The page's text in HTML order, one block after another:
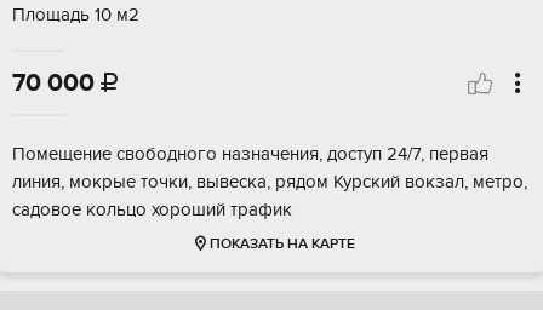
Площадь 10 м2
70 000 
Помещение свободного назначения, доступ 24/7, первая
линия, мокрые точки, вывеска, рядом Курский вокзал, метро,
садовое кольцо хороший трафик
ПОКАЗАТЬ НА КАРТЕ